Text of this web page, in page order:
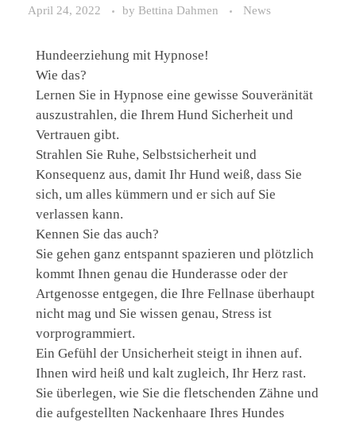
April 24, 2022 by Bettina Dahmen News
Hundeerziehung mit Hypnose!
Wie das?
Lernen Sie in Hypnose eine gewisse Souveränität
auszustrahlen, die Ihrem Hund Sicherheit und
Vertrauen gibt.
Strahlen Sie Ruhe, Selbstsicherheit und
Konsequenz aus, damit Ihr Hund weiß, dass Sie
sich, um alles kümmern und er sich auf Sie
verlassen kann.
Kennen Sie das auch?
Sie gehen ganz entspannt spazieren und plötzlich
kommt Ihnen genau die Hunderasse oder der
Artgenosse entgegen, die Ihre Fellnase überhaupt
nicht mag und Sie wissen genau, Stress ist
vorprogrammiert.
Ein Gefühl der Unsicherheit steigt in ihnen auf.
Ihnen wird heiß und kalt zugleich, Ihr Herz rast.
Sie überlegen, wie Sie die fletschenden Zähne und
die aufgestellten Nackenhaare Ihres Hundes